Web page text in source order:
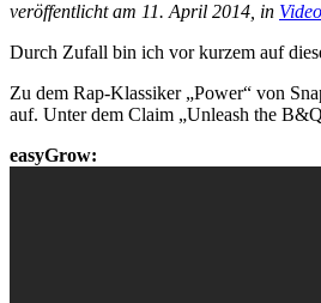
veröffentlicht am 11. April 2014, in
Durch Zufall bin ich vor kurzem auf
Zu dem Rap-Klassiker „Power“ von
auf. Unter dem Claim „Unleash the
easyGrow: